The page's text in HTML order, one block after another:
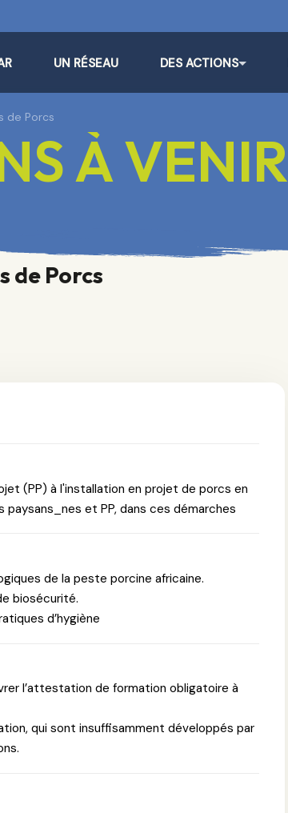
UN RÉSEAU DES ACTIONS
de Porcs
À VENIR
de Porcs
(PP) à l'installation en projet de porcs en
et PP, dans ces démarches
de la peste porcine africaine.
biosécurité.
d’hygiène
l’attestation de formation obligatoire à
qui sont insuffisamment développés par